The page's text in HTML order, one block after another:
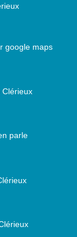
google maps
Clérieux
parle